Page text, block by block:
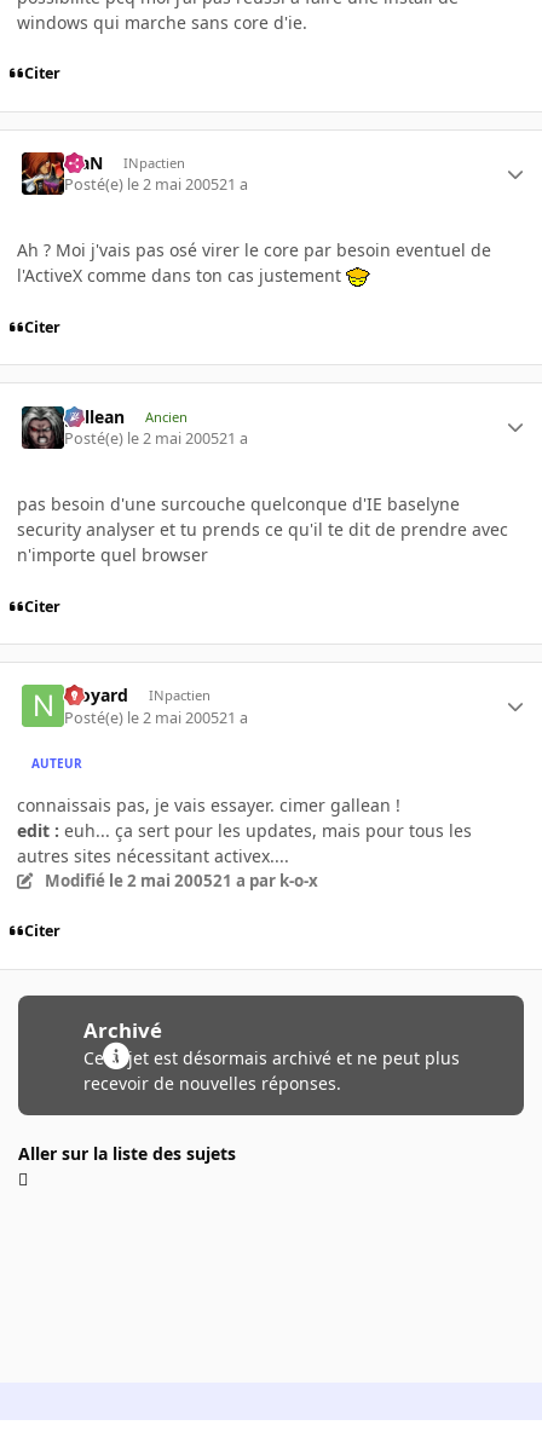
windows qui marche sans core d'ie.
Citer
KiaN INpactien
Posté(e) le 2 mai 200521 a
Ah ? Moi j'vais pas osé virer le core par besoin eventuel de
l'ActiveX comme dans ton cas justement
Citer
gallean Ancien
Posté(e) le 2 mai 200521 a
pas besoin d'une surcouche quelconque d'IE baselyne
security analyser et tu prends ce qu'il te dit de prendre avec
n'importe quel browser
Citer
njoyard INpactien
Posté(e) le 2 mai 200521 a
AUTEUR
connaissais pas, je vais essayer. cimer gallean !
edit : euh... ça sert pour les updates, mais pour tous les
autres sites nécessitant activex....
Modifié le 2 mai 200521 a par k-o-x
Citer
Archivé
Ce sujet est désormais archivé et ne peut plus
recevoir de nouvelles réponses.
Aller sur la liste des sujets